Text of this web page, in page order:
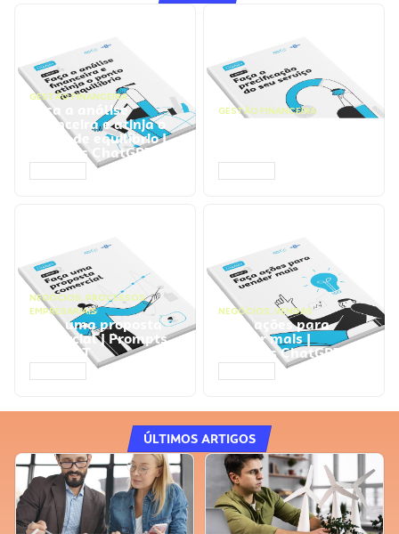
GESTÃO FINANCEIRA
Faça a análise
financeira e atinja o
ponto de equilíbrio |
Prompts ChatGPT
GESTÃO FINANCEIRA
Faça a precificação do
NEGÓCIOS, PROCESSOS
EMPRESARIAIS
Faça uma proposta
comercial | Prompts
ChatGPT
NEGÓCIOS, VENDAS
Faça ações para
vender mais |
Prompts ChatGPT
ÚLTIMOS ARTIGOS